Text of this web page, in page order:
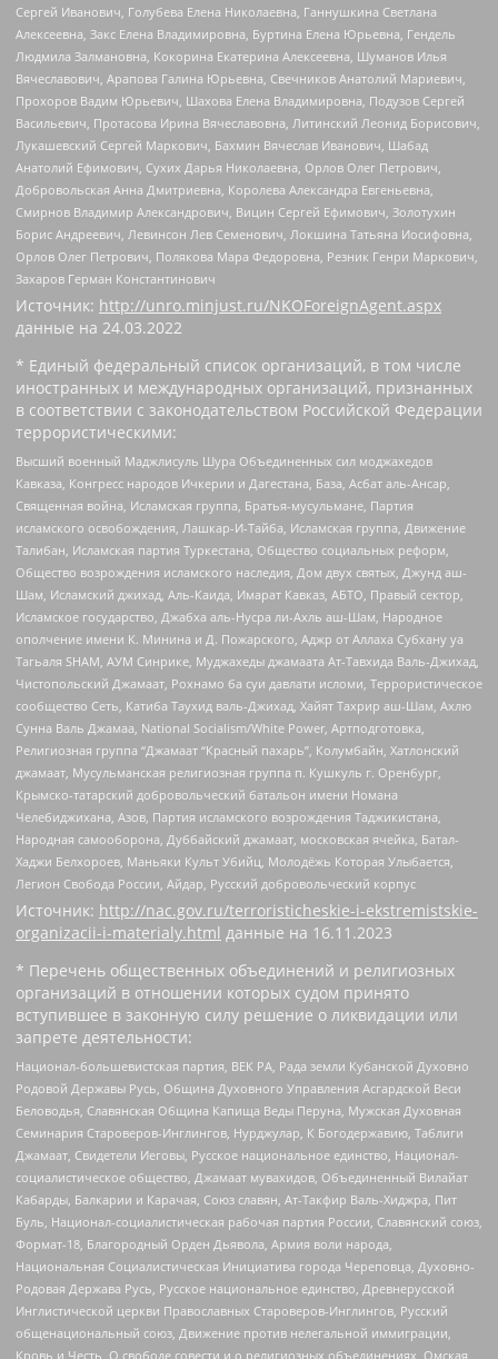
Сергей Иванович, Голубева Елена Николаевна, Ганнушкина Светлана
Алексеевна, Закс Елена Владимировна, Буртина Елена Юрьевна, Гендель
Людмила Залмановна, Кокорина Екатерина Алексеевна, Шуманов Илья
Вячеславович, Арапова Галина Юрьевна, Свечников Анатолий Мариевич,
Прохоров Вадим Юрьевич, Шахова Елена Владимировна, Подузов Сергей
Васильевич, Протасова Ирина Вячеславовна, Литинский Леонид Борисович,
Лукашевский Сергей Маркович, Бахмин Вячеслав Иванович, Шабад
Анатолий Ефимович, Сухих Дарья Николаевна, Орлов Олег Петрович,
Добровольская Анна Дмитриевна, Королева Александра Евгеньевна,
Смирнов Владимир Александрович, Вицин Сергей Ефимович, Золотухин
Борис Андреевич, Левинсон Лев Семенович, Локшина Татьяна Иосифовна,
Орлов Олег Петрович, Полякова Мара Федоровна, Резник Генри Маркович,
Захаров Герман Константинович
Источник: http://unro.minjust.ru/NKOForeignAgent.aspx
данные на 24.03.2022
* Единый федеральный список организаций, в том числе
иностранных и международных организаций, признанных
в соответствии с законодательством Российской Федерации
террористическими:
Высший военный Маджлисуль Шура Объединенных сил моджахедов
Кавказа, Конгресс народов Ичкерии и Дагестана, База, Асбат аль-Ансар,
Священная война, Исламская группа, Братья-мусульмане, Партия
исламского освобождения, Лашкар-И-Тайба, Исламская группа, Движение
Талибан, Исламская партия Туркестана, Общество социальных реформ,
Общество возрождения исламского наследия, Дом двух святых, Джунд аш-
Шам, Исламский джихад, Аль-Каида, Имарат Кавказ, АБТО, Правый сектор,
Исламское государство, Джабха аль-Нусра ли-Ахль аш-Шам, Народное
ополчение имени К. Минина и Д. Пожарского, Аджр от Аллаха Субхану уа
Тагьаля SHAM, АУМ Синрике, Муджахеды джамаата Ат-Тавхида Валь-Джихад,
Чистопольский Джамаат, Рохнамо ба суи давлати исломи, Террористическое
сообщество Сеть, Катиба Таухид валь-Джихад, Хайят Тахрир аш-Шам, Ахлю
Сунна Валь Джамаа, National Socialism/White Power, Артподготовка,
Религиозная группа “Джамаат “Красный пахарь”, Колумбайн, Хатлонский
джамаат, Мусульманская религиозная группа п. Кушкуль г. Оренбург,
Крымско-татарский добровольческий батальон имени Номана
Челебиджихана, Азов, Партия исламского возрождения Таджикистана,
Народная самооборона, Дуббайский джамаат, московская ячейка, Батал-
Хаджи Белхороев, Маньяки Культ Убийц, Молодёжь Которая Улыбается,
Легион Свобода России, Айдар, Русский добровольческий корпус
Источник: http://nac.gov.ru/terroristicheskie-i-ekstremistskie-
organizacii-i-materialy.html данные на 16.11.2023
* Перечень общественных объединений и религиозных
организаций в отношении которых судом принято
вступившее в законную силу решение о ликвидации или
запрете деятельности:
Национал-большевистская партия, ВЕК РА, Рада земли Кубанской Духовно
Родовой Державы Русь, Община Духовного Управления Асгардской Веси
Беловодья, Славянская Община Капища Веды Перуна, Мужская Духовная
Семинария Староверов-Инглингов, Нурджулар, К Богодержавию, Таблиги
Джамаат, Свидетели Иеговы, Русское национальное единство, Национал-
социалистическое общество, Джамаат мувахидов, Объединенный Вилайат
Кабарды, Балкарии и Карачая, Союз славян, Ат-Такфир Валь-Хиджра, Пит
Буль, Национал-социалистическая рабочая партия России, Славянский союз,
Формат-18, Благородный Орден Дьявола, Армия воли народа,
Национальная Социалистическая Инициатива города Череповца, Духовно-
Родовая Держава Русь, Русское национальное единство, Древнерусской
Инглистической церкви Православных Староверов-Инглингов, Русский
общенациональный союз, Движение против нелегальной иммиграции,
Кровь и Честь, О свободе совести и о религиозных объединениях, Омская